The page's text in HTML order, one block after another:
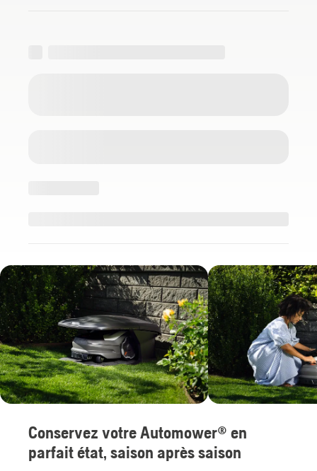
Conservez votre Automower® en
parfait état, saison après saison